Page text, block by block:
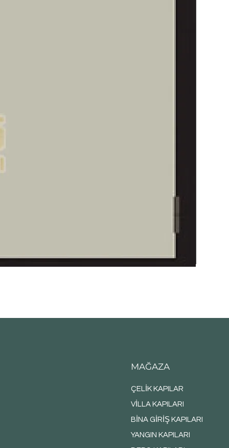
MAĞAZA
ÇELİK KAPILAR
VİLLA KAPILARI
BİNA GİRİŞ KAPILARI
YANGIN KAPILARI